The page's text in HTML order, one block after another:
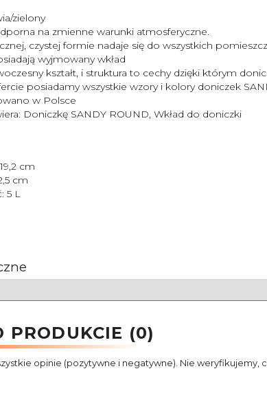
zielony
na zmienne warunki atmosferyczne.
czystej formie nadaje się do wszystkich
wyjmowany wkład
kształt, i struktura to cechy dzięki którym
posiadamy wszystkie wzory i kolory doniczek
w Polsce
Doniczkę SANDY ROUND, Wkład do doniczki
cm
cm
5 L
PRODUKCIE (0)
opinie (pozytywne i negatywne). Nie